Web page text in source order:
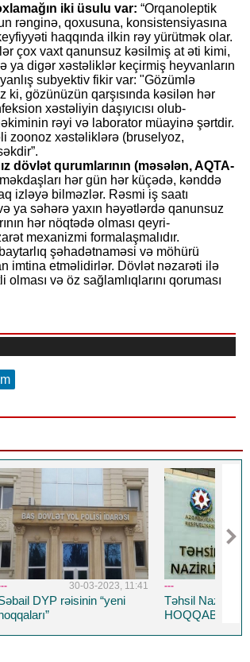
iki üsulu var: “Orqanoleptik
rənginə, qoxusuna, konsistensiyasına
haqqında ilkin rəy yürütmək olar.
çox vaxt qanunsuz kəsilmiş at əti kimi,
ya digər xəstəliklər keçirmiş heyvanların
subyektiv fikir var: "Gözümlə
gözünüzün qarşısında kəsilən hər
xəstəliyin daşıyıcısı olub-
rəyi və laborator müayinə şərtdir.
zoonoz xəstəliklərə (bruselyoz,
dövlət qurumlarının (məsələn, AQTA-
hər gün hər küçədə, kənddə
izləyə bilməzlər. Rəsmi iş saatı
ya səhərə yaxın həyətlərdə qanunsuz
hər nöqtədə olması qeyri-
mexanizmi formalaşmalıdır.
şəhadətnaməsi və möhürü
imtina etməlidirlər. Dövlət nəzarəti ilə
və öz sağlamlıqlarını qoruması
2023, 11:41
“yeni
--- 26-08-2022, 14:19
Təhsil Nazirliyinin TENDER
HOQQABAZLIĞI...